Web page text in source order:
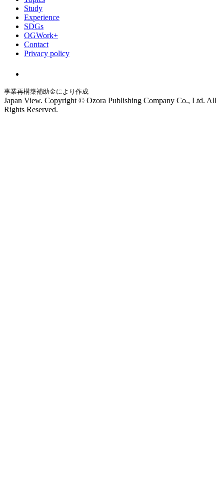
Study
Experience
SDGs
OGWork+
Contact
Privacy policy
事業再構築補助金により作成
Japan View. Copyright © Ozora Publishing Company Co., Ltd. All
Rights Reserved.